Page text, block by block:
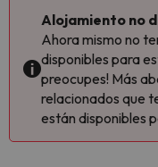
Alojamiento no
Ahora mismo no
disponibles para
preocupes! Más
relacionados que
están disponibles